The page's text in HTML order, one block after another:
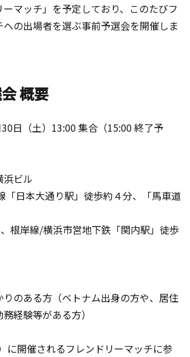
マッチ」を予定しており、このたびフ
への出場者を選ぶ事前予選会を開催しま
概要
日（土）13:00 集合（15:00 終了予
浜ビル
日本大通り駅」徒歩約４分、「馬車道
根岸線/横浜市営地下鉄「関内駅」徒歩
りのある方（ベトナム出身の方や、居住
経験等がある方）
に開催されるフレンドリーマッチに参